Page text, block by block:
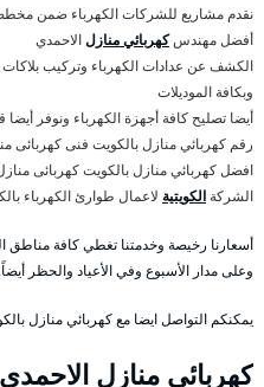
نقدم مشاريع للشركات الكهرباء ضمن مخطط
أفضل مهندسكهربائي منازلالاحمدي
الكشف عن عدادات الكهرباء وتركيب
وبكافة الموديلات
أيضا تصليح كافة أجهزة الكهرباء ونوفر
رقم كهربائي منازل بالكويت فنى كهربائى
افضل كهربائي منازل بالكويت كهربائى
الشركة الكويتية لاعمال طوارئ الكهرباء
أسعارنا رخيصة وخدمتنا تغطي كافة
وعلى مدار الأسبوع وفي الأعياد والحظر أيضاً.
يمكنكم التواصل ايضا مع كهربائي منازل بالكويت
كهربائي منازل الاحمدي